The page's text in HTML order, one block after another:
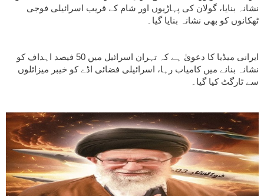
نشانہ بنایا، گولان کی پہاڑیوں اور شام کے قریب اسرائیلی فوجی
ٹھکانوں کو بھی نشانہ بنایا گیا۔
ایرانی میڈیا کا دعویٰ ہے کہ تہران اسرائیل میں 50 فیصد اہداف کو
نشانہ بنانے میں کامیاب رہا، اسرائیلی فضائی اڈے کو خیبر میزائلوں
سے ٹارگٹ کیا گیا۔